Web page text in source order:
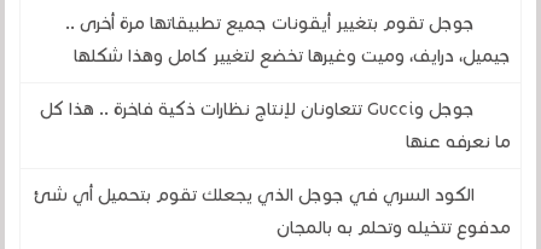
جوجل تقوم بتغيير أيقونات جميع تطبيقاتها مرة أخرى ..
جيميل، درايف، وميت وغيرها تخضع لتغيير كامل وهذا شكلها
جوجل وGucci تتعاونان لإنتاج نظارات ذكية فاخرة .. هذا كل
ما نعرفه عنها
الكود السري في جوجل الذي يجعلك تقوم بتحميل أي شئ
مدفوع تتخيله وتحلم به بالمجان